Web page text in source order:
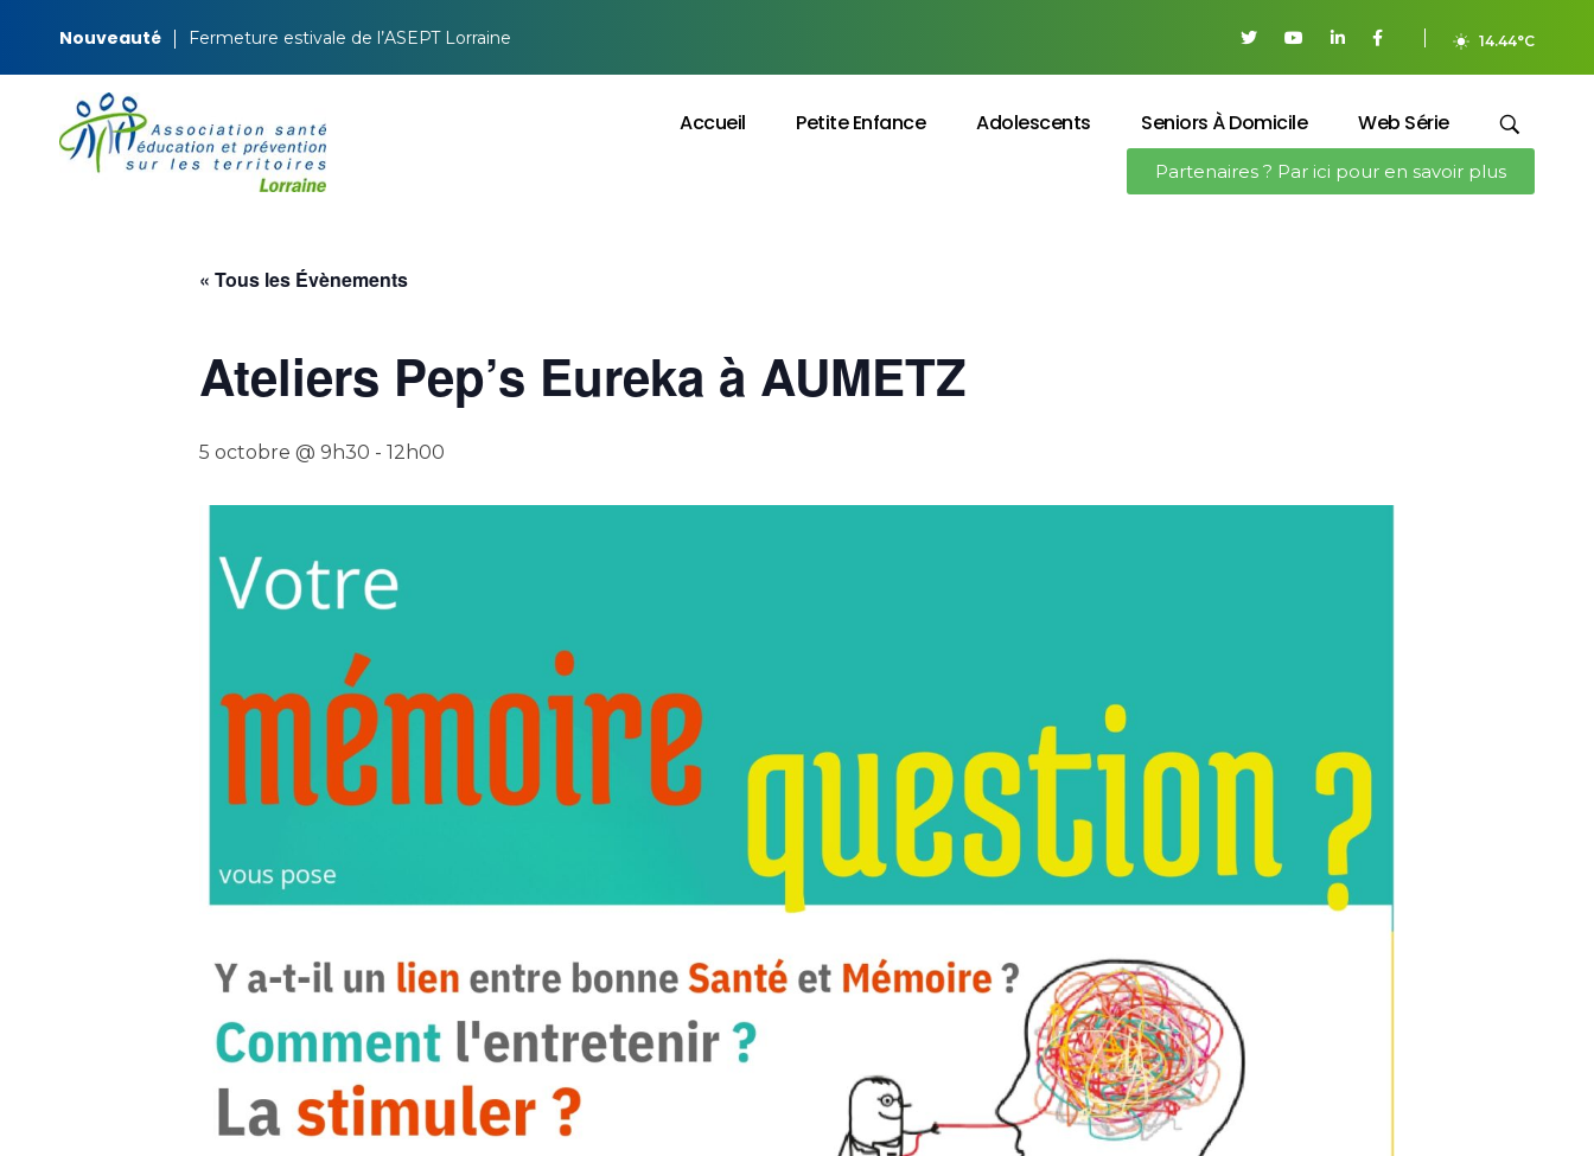
Nouveauté Fermeture estivale de l’ASEPT Lorraine 14.44°C
Accueil Petite Enfance Adolescents Seniors À Domicile Web Série
Partenaires ? Par ici pour en savoir plus
« Tous les Évènements
Ateliers Pep’s Eureka à AUMETZ
5 octobre @ 9h30 - 12h00